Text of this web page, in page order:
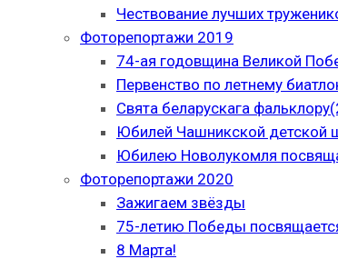
Чествование лучших
Фоторепортажи 2019
74-ая годовщина Великой
Первенство по летнему
Свята беларускага
Юбилей Чашникской детской
Юбилею Новолукомля
Фоторепортажи 2020
Зажигаем звёзды
75-летию Победы
8 Марта!